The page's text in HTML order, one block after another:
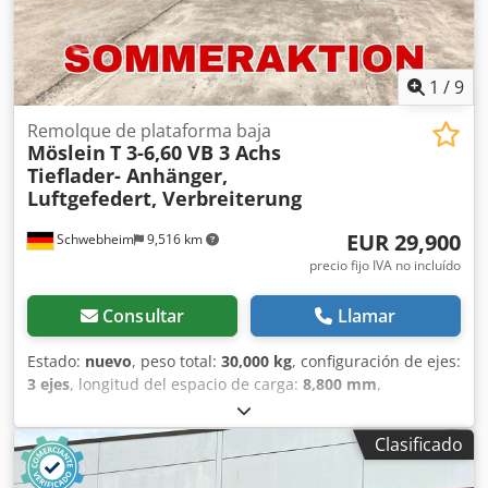
1 /9
Schwebheim 9,516 km
Remolque de plataforma baja
Möslein T 3-6,60 VB 3 Achs
Tieflader- Anhänger,
Luftgefedert, Verbreiterung
EUR 29,900
precio fijo IVA no incluído
Consultar Llamar
Estado: nuevo, peso total: 30,000 kg, configuración de ejes:
3 ejes, longitud del espacio de carga: 8,800 mm,
, tamaño del neumático:
17,5, color:otro, tipo de engranaje:otro, tamaño del
neumático delantero:
235 / 75 R 17,5, tamaño del
neumático trasero:
Clasificado